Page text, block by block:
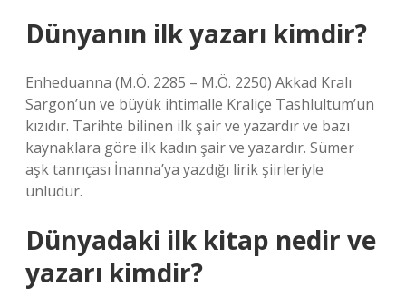
Dünyanın ilk yazarı kimdir?
Enheduanna (M.Ö. 2285 – M.Ö. 2250) Akkad Kralı
Sargon’un ve büyük ihtimalle Kraliçe Tashlultum’un
kızıdır. Tarihte bilinen ilk şair ve yazardır ve bazı
kaynaklara göre ilk kadın şair ve yazardır. Sümer
aşk tanrıçası İnanna’ya yazdığı lirik şiirleriyle
ünlüdür.
Dünyadaki ilk kitap nedir ve
yazarı kimdir?